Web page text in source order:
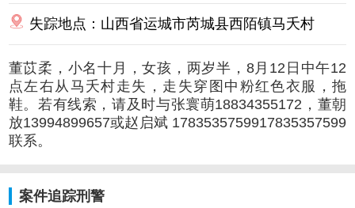
失踪地点：山西省运城市芮城县西陌镇马夭村
董苡柔，小名十月，女孩，两岁半，8月12日中午12
点左右从马夭村走失，走失穿图中粉红色衣服，拖
鞋。若有线索，请及时与张寰萌18834355172，董朝
放13994899657或赵启斌 1783535759917835357599
联系。
案件追踪刑警